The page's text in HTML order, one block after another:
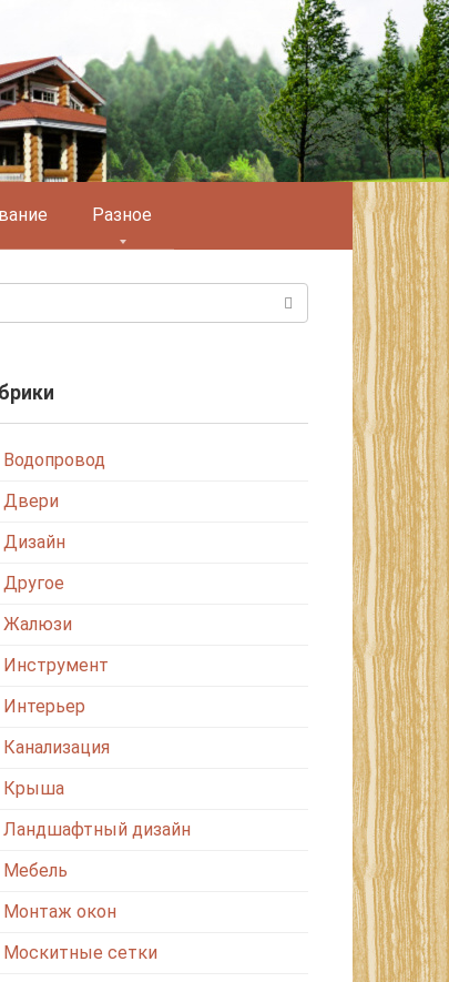
Разное
Водопровод
Двери
Дизайн
Другое
Жалюзи
Инструмент
Интерьер
Канализация
Крыша
Ландшафтный дизайн
Мебель
Монтаж окон
Москитные сетки